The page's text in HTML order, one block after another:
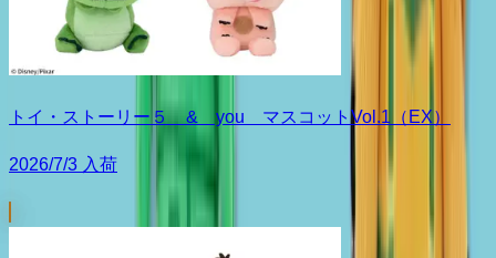
トイ・ストーリー５ & you マスコットVol.1（EX）
2026/7/3 入荷